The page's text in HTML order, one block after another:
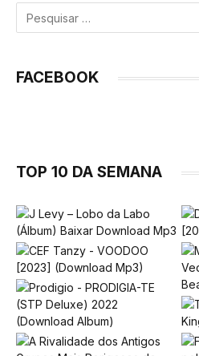
FACEBOOK
TOP 10 DA SEMANA